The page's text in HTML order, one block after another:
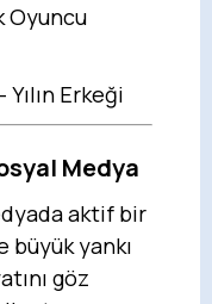
Oyuncu
Yılın Erkeği
Medya
aktif bir
yankı
göz